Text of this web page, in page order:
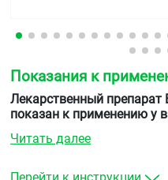
Показания к
Лекарственный
показан к применению у
для лечения
для лечения
Читать далее